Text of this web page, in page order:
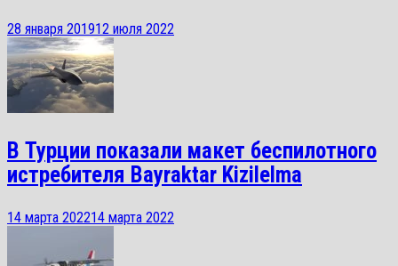
28 января 201912 июля 2022
В Турции показали макет беспилотного
истребителя Bayraktar Kizilelma
14 марта 202214 марта 2022